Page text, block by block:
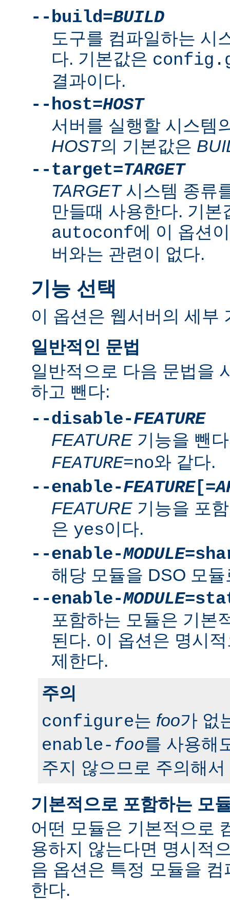
--build=BUILD
도구를 컴파일하는 시
다. 기본값은
결과이다.
--host=HOST
서버를 실행할 시스템
HOST의 기본값은
--target=TARGET
TARGET시스템 종류
만들때 사용한다. 기
autoconf에 이 옵션
버와는 관련이 없다.
기능 선택
이 옵션은 웹서버의 세부
일반적인 문법
일반적으로 다음 문법을
하고 뺀다:
--disable-FEATURE
FEATURE 기능을 뺀
FEATURE=no와 같다.
--enable-FEATURE[=
FEATURE 기능을 포
은 yes이다.
--enable-MODULE
해당 모듈을 DSO 모
--enable-MODULE
포함하는 모듈은 기본
된다. 이 옵션은 명시
제한다.
주의
configure는 foo가 없
enable- foo를 사용해
주지 않으므로 주의해
기본적으로 포함하는 모
어떤 모듈은 기본적으로
용하지 않는다면 명시적
음 옵션은 특정 모듈을
한다.